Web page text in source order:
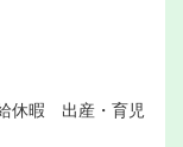
休暇 出産・育児